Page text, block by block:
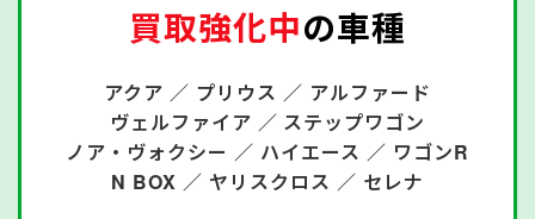
買取強化中の車種
アクア ／ プリウス ／ アルファード
ヴェルファイア ／ ステップワゴン
ノア・ヴォクシー ／ ハイエース ／ ワゴンR
N BOX ／ ヤリスクロス ／ セレナ